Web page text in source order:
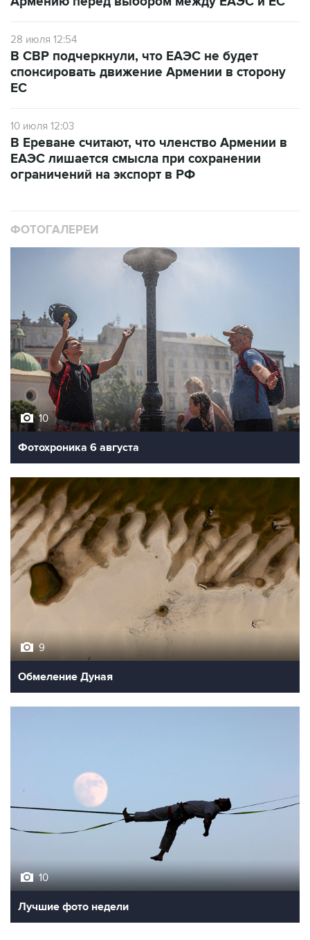
28 июля 12:54
В СВР подчеркнули, что ЕАЭС не будет
спонсировать движение Армении в сторону
ЕС
10 июля 12:03
В Ереване считают, что членство Армении в
ЕАЭС лишается смысла при сохранении
ограничений на экспорт в РФ
ФОТОГАЛЕРЕИ
10
Фотохроника 6 августа
9
Обмеление Дуная
10
Лучшие фото недели